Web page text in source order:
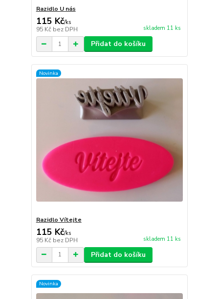
Razidlo U nás
115 Kč/ks
95 Kč bez DPH skladem 11 ks
Přidat do košíku
Novinka
Razidlo Vítejte
115 Kč/ks
95 Kč bez DPH skladem 11 ks
Přidat do košíku
Novinka